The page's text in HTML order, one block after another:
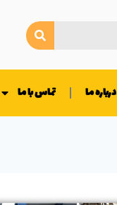
درباره ما تماس با ما